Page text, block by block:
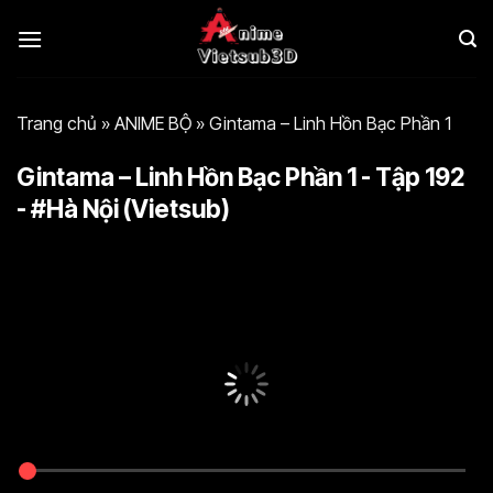
qua
Trang chủ » ANIME BỘ » Gintama – Linh Hồn Bạc Phần 1
Gintama – Linh Hồn Bạc Phần 1 - Tập 192
- #Hà Nội (Vietsub)